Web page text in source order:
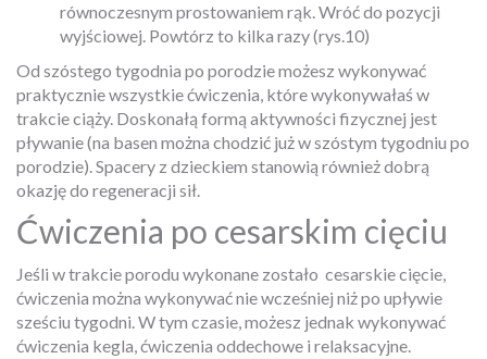
równoczesnym prostowaniem rąk. Wróć do pozycji
wyjściowej. Powtórz to kilka razy (rys.10)
Od szóstego tygodnia po porodzie możesz wykonywać
praktycznie wszystkie ćwiczenia, które wykonywałaś w
trakcie ciąży. Doskonałą formą aktywności fizycznej jest
pływanie (na basen można chodzić już w szóstym tygodniu po
porodzie). Spacery z dzieckiem stanowią również dobrą
okazję do regeneracji sił.
Ćwiczenia po cesarskim cięciu
Jeśli w trakcie porodu wykonane zostało cesarskie cięcie,
ćwiczenia można wykonywać nie wcześniej niż po upływie
sześciu tygodni. W tym czasie, możesz jednak wykonywać
ćwiczenia kegla, ćwiczenia oddechowe i relaksacyjne.